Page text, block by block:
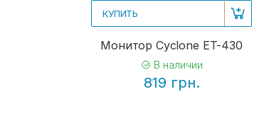
КУПИТЬ
Монитор Cyclone ET-430
В наличии
819 грн.